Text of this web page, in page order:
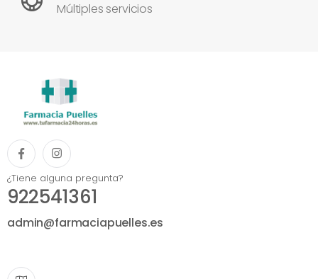
Múltiples servicios
¿Tiene alguna pregunta?
922541361
admin@farmaciapuelles.es